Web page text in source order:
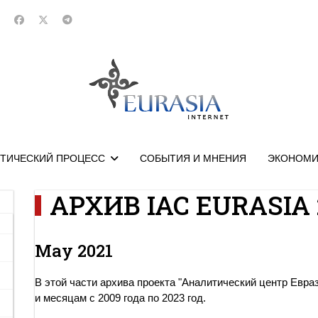
ПРОЦЕСС СОБЫТИЯ И МНЕНИЯ
АРХИВ IAC
May 2021
В этой части архива проекта "Аналитический центр
и месяцам с 2009 года по 2023 год.